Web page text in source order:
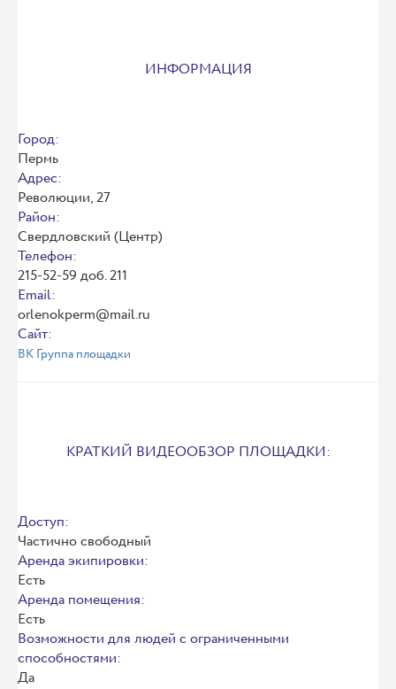
ИНФОРМАЦИЯ
Город:
Пермь
Адрес:
Революции, 27
Район:
Свердловский (Центр)
Телефон:
215-52-59 доб. 211
Email:
orlenokperm@mail.ru
Сайт:
ВК Группа площадки
КРАТКИЙ ВИДЕООБЗОР ПЛОЩАДКИ:
Доступ:
Частично свободный
Аренда экипировки:
Есть
Аренда помещения:
Есть
Возможности для людей с ограниченными
способностями:
Да